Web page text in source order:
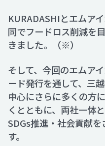
KURADASHIとエムア
同でフードロス削減を
きました。（※）
そして、今回のエムア
ード発行を通して、三
中心にさらに多くの方
くとともに、両社一体
SDGs推進・社会貢献
す。